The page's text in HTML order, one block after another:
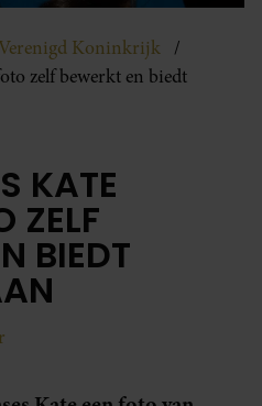
Verenigd Koninkrijk
zelf bewerkt en biedt
KATE
ZELF
BIEDT